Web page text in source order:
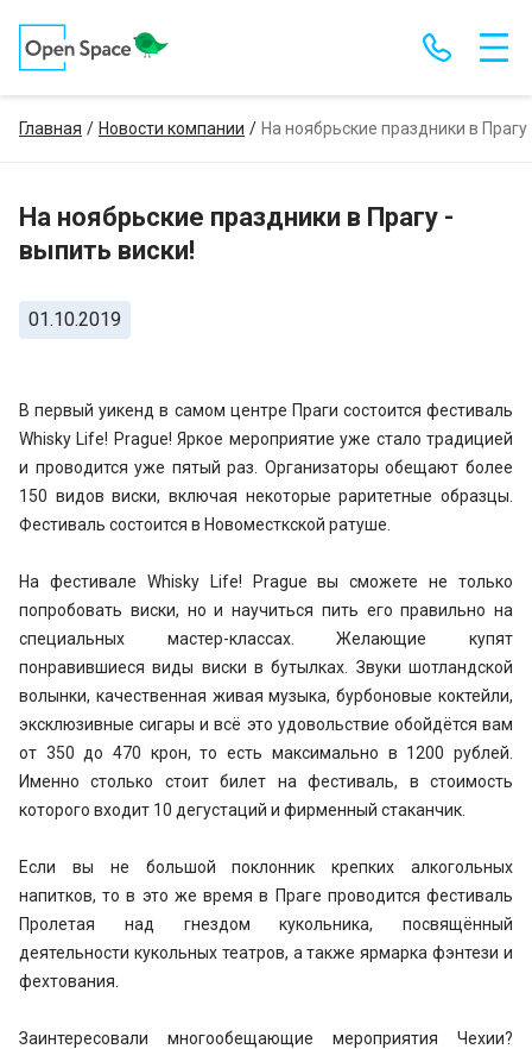
Главная Новости компании На ноябрьские праздники в
На ноябрьские праздники в Прагу -
выпить виски!
01.10.2019
В первый уикенд в самом центре Праги состоится фестиваль
Whisky Life! Prague! Яркое мероприятие уже стало традицией
и проводится уже пятый раз. Организаторы обещают более
150 видов виски, включая некоторые раритетные образцы.
Фестиваль состоится в Новоместкской ратуше.
На фестивале Whisky Life! Prague вы сможете не только
попробовать виски, но и научиться пить его правильно на
специальных мастер-классах. Желающие купят
понравившиеся виды виски в бутылках. Звуки шотландской
волынки, качественная живая музыка, бурбоновые коктейли,
эксклюзивные сигары и всё это удовольствие обойдётся вам
от 350 до 470 крон, то есть максимально в 1200 рублей.
Именно столько стоит билет на фестиваль, в стоимость
которого входит 10 дегустаций и фирменный стаканчик.
Если вы не большой поклонник крепких алкогольных
напитков, то в это же время в Праге проводится фестиваль
Пролетая над гнездом кукольника, посвящённый
деятельности кукольных театров, а также ярмарка фэнтези и
фехтования.
Заинтересовали многообещающие мероприятия Чехии?